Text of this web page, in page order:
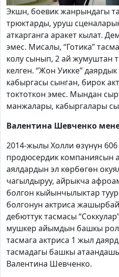
Экшн, боевик жанрындагы
трюктарды, уруш
аткарганга аракет кылат.
эмес. Мисалы, “Готика”
колу сынып, 2 ай жумуштан
келген. “Жон Уикке”
кабыргасы сынган, бирок
токтоткон эмес. Мындан
манжалары, кабыргалары
Валентина Шевченко
2014-жылы Холли өзүнүн 606
продюсердик компаниясын
аялдардын эл көрбөгөн
чагылдыруу, айрыкча
болгон кыйынчылыктар
болгонун актриса
дебюттук тасмасы
мушкер айымдын башкы
тасмага актриса 1 жыл
тасмадагы башкы
Валентина Шевченко.